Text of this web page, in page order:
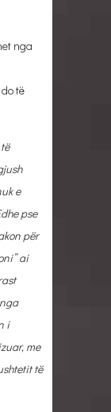
nga
të
e
pse
për
ai
i
me
të